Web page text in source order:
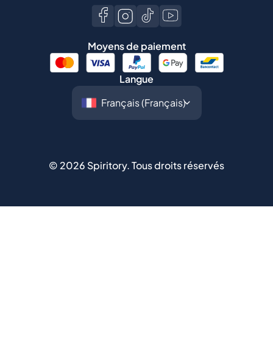
Moyens de paiement
Langue
© 2026 Spiritory.Tous droits réservés